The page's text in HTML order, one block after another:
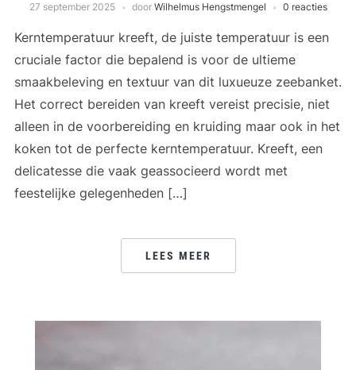
27 september 2025 door Wilhelmus Hengstmengel 0 reacties
Kerntemperatuur kreeft, de juiste temperatuur is een
cruciale factor die bepalend is voor de ultieme
smaakbeleving en textuur van dit luxueuze zeebanket.
Het correct bereiden van kreeft vereist precisie, niet
alleen in de voorbereiding en kruiding maar ook in het
koken tot de perfecte kerntemperatuur. Kreeft, een
delicatesse die vaak geassocieerd wordt met
feestelijke gelegenheden […]
LEES MEER